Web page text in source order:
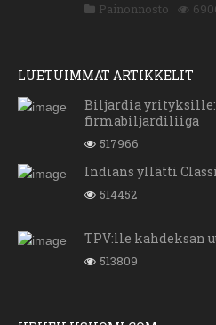
Painonnosto
LUETUIMMAT ARTIKKELIT
Biljardia yrityksille:
firmabiljardiliiga
517966
Indians yllätti
514452
TPV:lle kahdeksan
513809